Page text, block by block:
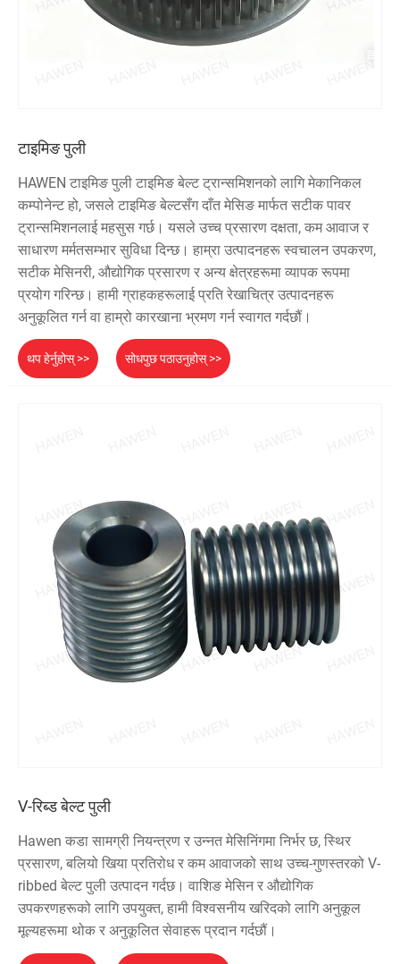
टाइमिङ पुली
HAWEN टाइमिङ पुली टाइमिङ बेल्ट ट्रान्समिशनको लागि मेकानिकल
कम्पोनेन्ट हो, जसले टाइमिङ बेल्टसँग दाँत मेसिङ मार्फत सटीक पावर
ट्रान्समिशनलाई महसुस गर्छ। यसले उच्च प्रसारण दक्षता, कम आवाज र
साधारण मर्मतसम्भार सुविधा दिन्छ। हाम्रा उत्पादनहरू स्वचालन उपकरण,
सटीक मेसिनरी, औद्योगिक प्रसारण र अन्य क्षेत्रहरूमा व्यापक रूपमा
प्रयोग गरिन्छ। हामी ग्राहकहरूलाई प्रति रेखाचित्र उत्पादनहरू
अनुकूलित गर्न वा हाम्रो कारखाना भ्रमण गर्न स्वागत गर्दछौं।
थप हेर्नुहोस् >> सोधपुछ पठाउनुहोस् >>
V-रिब्ड बेल्ट पुली
Hawen कडा सामग्री नियन्त्रण र उन्नत मेसिनिंगमा निर्भर छ, स्थिर
प्रसारण, बलियो खिया प्रतिरोध र कम आवाजको साथ उच्च-गुणस्तरको V-
ribbed बेल्ट पुली उत्पादन गर्दछ। वाशिङ मेसिन र औद्योगिक
उपकरणहरूको लागि उपयुक्त, हामी विश्वसनीय खरिदको लागि अनुकूल
मूल्यहरूमा थोक र अनुकूलित सेवाहरू प्रदान गर्दछौं।